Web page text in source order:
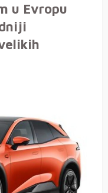
u Evropu